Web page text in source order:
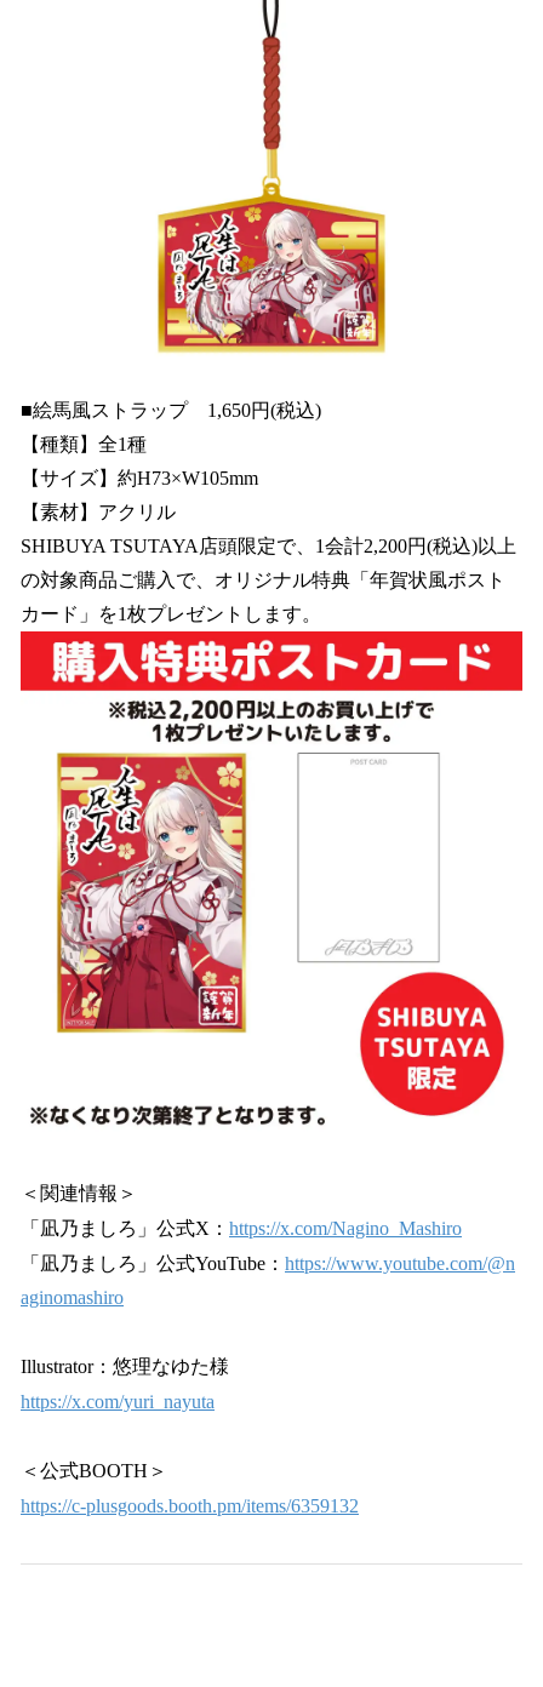
■絵馬風ストラップ 1,650円(税込)
【種類】全1種
【サイズ】約H73×W105mm
【素材】アクリル
SHIBUYA TSUTAYA店頭限定で、1会計2,200円(税込)以上
の対象商品ご購入で、オリジナル特典「年賀状風ポスト
カード」を1枚プレゼントします。
＜関連情報＞
「凪乃ましろ」公式X： https://x.com/Nagino_Mashiro
「凪乃ましろ」公式YouTube： https://www.youtube.com/@n
aginomashiro
Illustrator：悠理なゆた様
https://x.com/yuri_nayuta
＜公式BOOTH＞
https://c-plusgoods.booth.pm/items/6359132